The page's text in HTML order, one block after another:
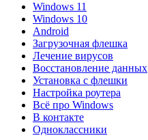
Windows 11
Windows 10
Android
Загрузочная флешка
Лечение вирусов
Восстановление данных
Установка с флешки
Настройка роутера
Всё про Windows
В контакте
Одноклассники